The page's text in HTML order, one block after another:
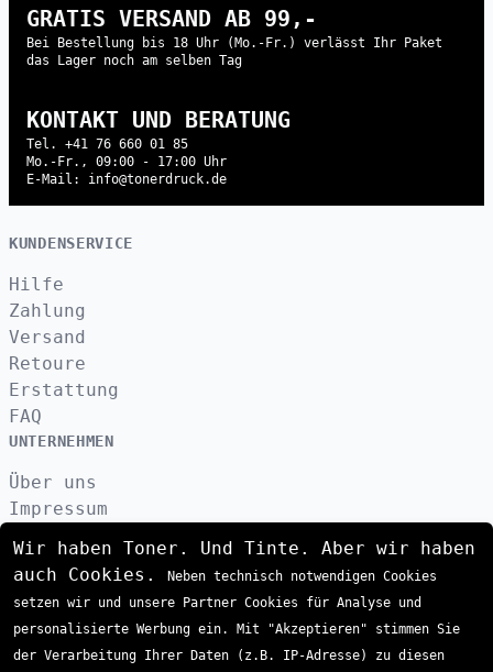
GRATIS VERSAND AB 99,-
Bei Bestellung bis 18 Uhr (Mo.-Fr.) verlässt Ihr Paket
das Lager noch am selben Tag
KONTAKT UND BERATUNG
Tel. +41 76 660 01 85
Mo.-Fr., 09:00 - 17:00 Uhr
E-Mail: info@tonerdruck.de
KUNDENSERVICE
Hilfe
Zahlung
Versand
Retoure
Erstattung
FAQ
UNTERNEHMEN
Über uns
Impressum
VERSAND
Wir haben Toner. Und Tinte. Aber wir haben
auch Cookies.
Neben technisch notwendigen Cookies
setzen wir und unsere Partner Cookies für Analyse und
personalisierte Werbung ein. Mit "Akzeptieren" stimmen Sie
der Verarbeitung Ihrer Daten (z.B. IP-Adresse) zu diesen